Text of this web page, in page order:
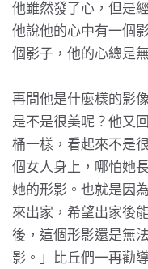
他雖然發了心，但是
他說他的心中有一個
個影子，他的心總是
再問他是什麼樣的影
是不是很美呢？他又
桶一樣，看起來不是
個女人身上，哪怕她
她的形影。也就是因
來出家，希望出家後
後，這個形影還是無
影。」比丘們一再勸